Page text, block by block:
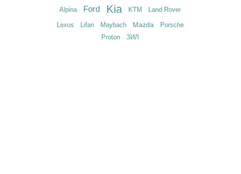
Alpina Ford Kia KTM Land Rover
Lexus Lifan Maybach Mazda
Porsche
Proton
ЗИЛ